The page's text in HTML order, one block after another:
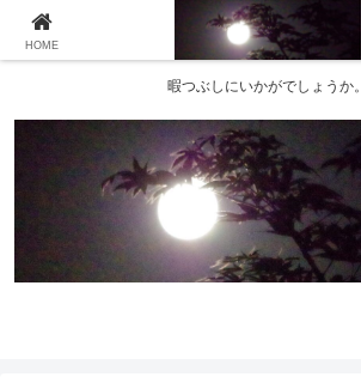
暇つぶしにいかがでしょうか。
HOME